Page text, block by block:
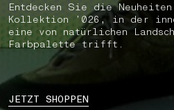
Entdecken Sie die
Kollektion ’026, in der
eine von natürlichen
Farbpalette trifft.
JETZT SHOPPEN